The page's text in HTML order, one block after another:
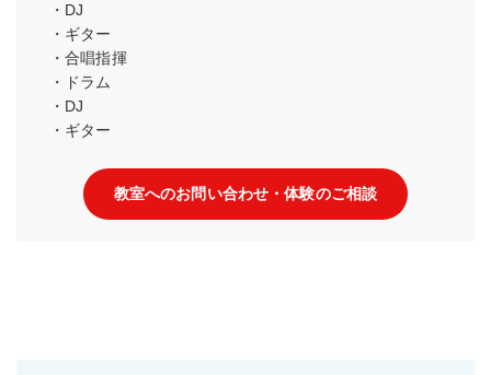
・DJ
・ギター
・合唱指揮
・ドラム
・DJ
・ギター
教室へのお問い合わせ・体験のご相談